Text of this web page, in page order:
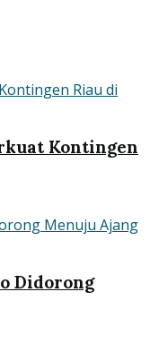
Kontingen
Didorong